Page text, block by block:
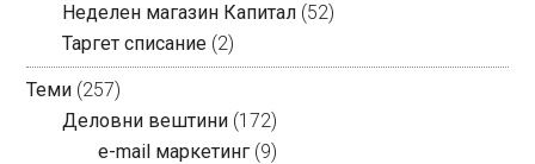
Неделен магазин Капитал (52)
Таргет списание (2)
Теми (257)
Деловни вештини (172)
e-mail маркетинг (9)